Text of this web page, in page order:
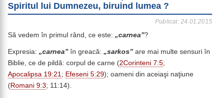
Spiritul lui Dumnezeu, biruind lumea ?
Publicat: 24.01.2015
Să vedem în primul rând, ce este: „carnea”?
Expresia: „carnea” în greacă: „sarkos” are mai multe sensuri în
Biblie, ce de pildă: corpul de carne (2Corinteni 7:5;
Apocalipsa 19:21; Efeseni 5:29); oameni din aceiaşi naţiune
(Romani 9:3; 11:14).